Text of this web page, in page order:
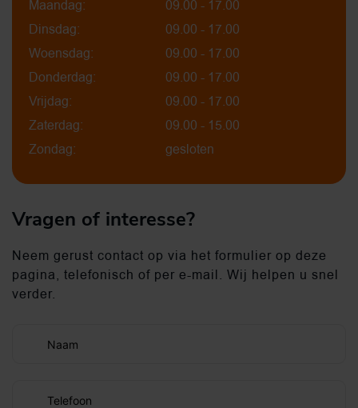
Maandag:
09.00 - 17.00
Dinsdag:
09.00 - 17.00
Woensdag:
09.00 - 17.00
Donderdag:
09.00 - 17.00
Vrijdag:
09.00 - 17.00
Zaterdag:
09.00 - 15.00
Zondag:
gesloten
Vragen of interesse?
Neem gerust contact op via het formulier op deze
pagina, telefonisch of per e-mail. Wij helpen u snel
verder.
Naam
Telefoon